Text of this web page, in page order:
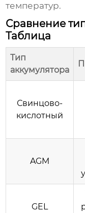
температур.
Сравнение
Таблица
Тип
аккумулятора
Свинцово-
кислотный
AGM
GEL